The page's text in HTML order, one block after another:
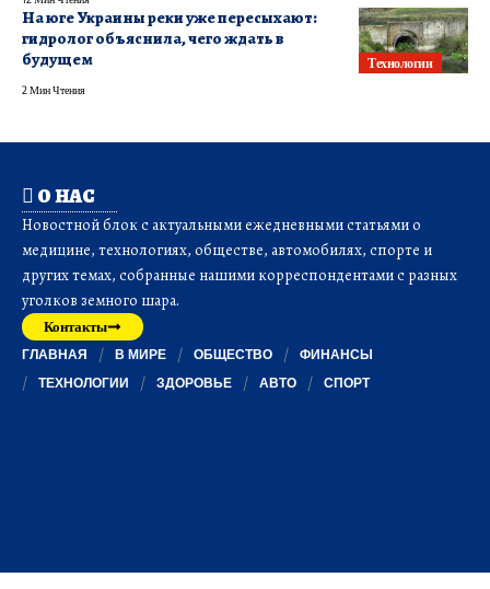
Технологии
На юге Украины реки уже пересыхают:
гидролог объяснила, чего ждать в
будущем
2 Мин Чтения
О НАС
Новостной блок с актуальными ежедневными статьями о
медицине, технологиях, обществе, автомобилях, спорте и
других темах, собранные нашими корреспондентами с разных
уголков земного шара.
Контакты
ГЛАВНАЯ В МИРЕ ОБЩЕСТВО
ФИНАНСЫ
ТЕХНОЛОГИИ
ЗДОРОВЬЕ АВТО СПОРТ